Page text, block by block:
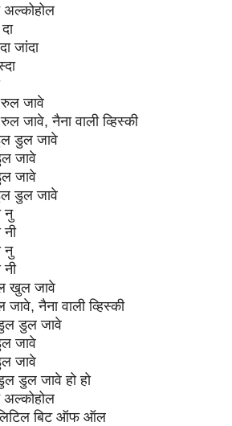
अल्कोहोल
जांदा
जावे
जावे, नैना वाली व्हिस्की
डुल जावे
जावे
जावे
डुल जावे
नु
नु
खुल जावे
नैना वाली व्हिस्की
डुल डुल जावे
जावे
जावे
डुल जावे हो हो
अल्कोहोल
बिट ऑफ ऑल